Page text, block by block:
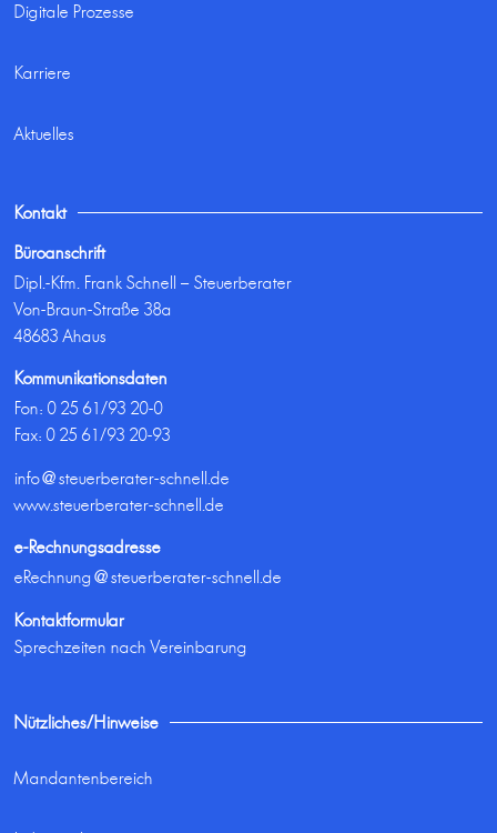
Digitale Prozesse
Karriere
Aktuelles
Kontakt
Büroanschrift
Dipl.-Kfm. Frank Schnell – Steuerberater
Von-Braun-Straße 38a
48683 Ahaus
Kommunikationsdaten
Fon:0 25 61/93 20-0
Fax: 0 25 61/93 20-93
info@steuerberater-schnell.de
www.steuerberater-schnell.de
e-Rechnungsadresse
eRechnung@steuerberater-schnell.de
Kontaktformular
Sprechzeiten nach Vereinbarung
Nützliches/Hinweise
Mandantenbereich